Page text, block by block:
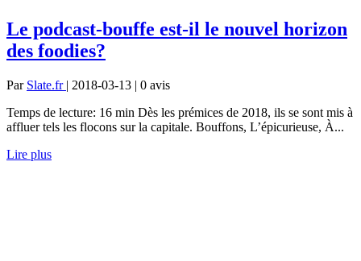
Le podcast-bouffe est-il le nouvel horizon
des foodies?
Par Slate.fr | 2018-03-13 | 0 avis
Temps de lecture: 16 min Dès les prémices de 2018, ils se sont mis à
affluer tels les flocons sur la capitale. Bouffons, L’épicurieuse, À...
Lire plus